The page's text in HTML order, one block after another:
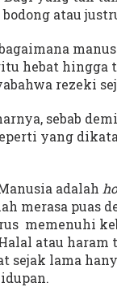
atau
hebat hingga
rezeki
sebab
yang
adalah
merasa puas
memenuhi
atau haram
sejak lama